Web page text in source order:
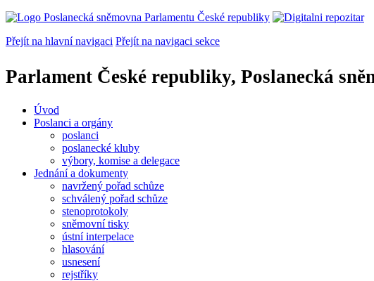
Přejít na hlavní navigaci Přejít na navigaci sekce
Parlament České republiky, Poslanecká
Úvod
Poslanci a orgány
poslanci
poslanecké kluby
výbory, komise a delegace
Jednání a dokumenty
navržený pořad schůze
schválený pořad schůze
stenoprotokoly
sněmovní tisky
ústní interpelace
hlasování
usnesení
rejstříky